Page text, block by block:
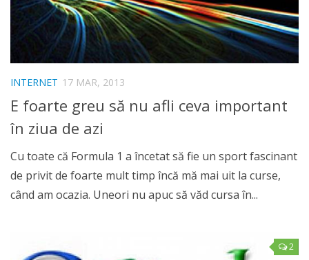
INTERNET 17 MAR, 2013
E foarte greu să nu afli ceva important
în ziua de azi
Cu toate că Formula 1 a încetat să fie un sport fascinant
de privit de foarte mult timp încă mă mai uit la curse,
când am ocazia. Uneori nu apuc să văd cursa în...
2